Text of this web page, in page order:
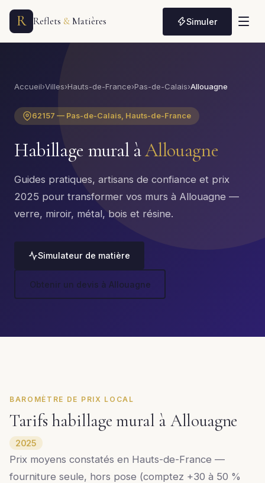
R Reflets &Matières Simuler
Accueil›Villes›Hauts-de-France›Pas-de-Calais›Allouagne
62157 — Pas-de-Calais, Hauts-de-France
Habillage mural àAllouagne
Guides pratiques, artisans de confiance et prix
2025 pour transformer vos murs à Allouagne —
verre, miroir, métal, bois et résine.
Simulateur de matière
Obtenir un devis à Allouagne
BAROMÈTRE DE PRIX LOCAL
Tarifs habillage mural à Allouagne
2025
Prix moyens constatés en Hauts-de-France —
fourniture seule, hors pose (comptez +30 à 50 %